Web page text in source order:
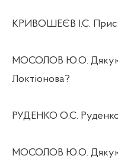
КРИВОШЕЄВ І.С.
МОСОЛОВ Ю.О.
Локтіонова?
РУДЕНКО О.С.
МОСОЛОВ Ю.О. Дякую,